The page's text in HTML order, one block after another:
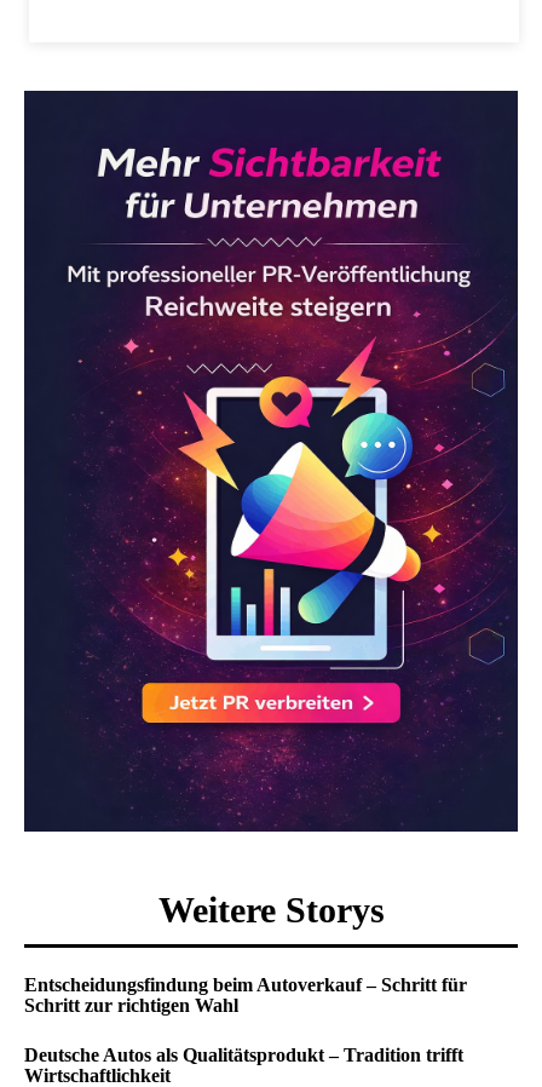
Weitere Storys
Entscheidungsfindung beim Autoverkauf – Schritt für
Schritt zur richtigen Wahl
Deutsche Autos als Qualitätsprodukt – Tradition trifft
Wirtschaftlichkeit